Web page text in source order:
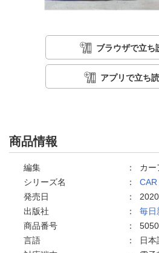
ブラウザで立ち
アプリで立ち
商品情報
編集 ： カー
シリーズ名
：
発売日
：
出版社
： 毎日
商品番号
：
言語
：
日本